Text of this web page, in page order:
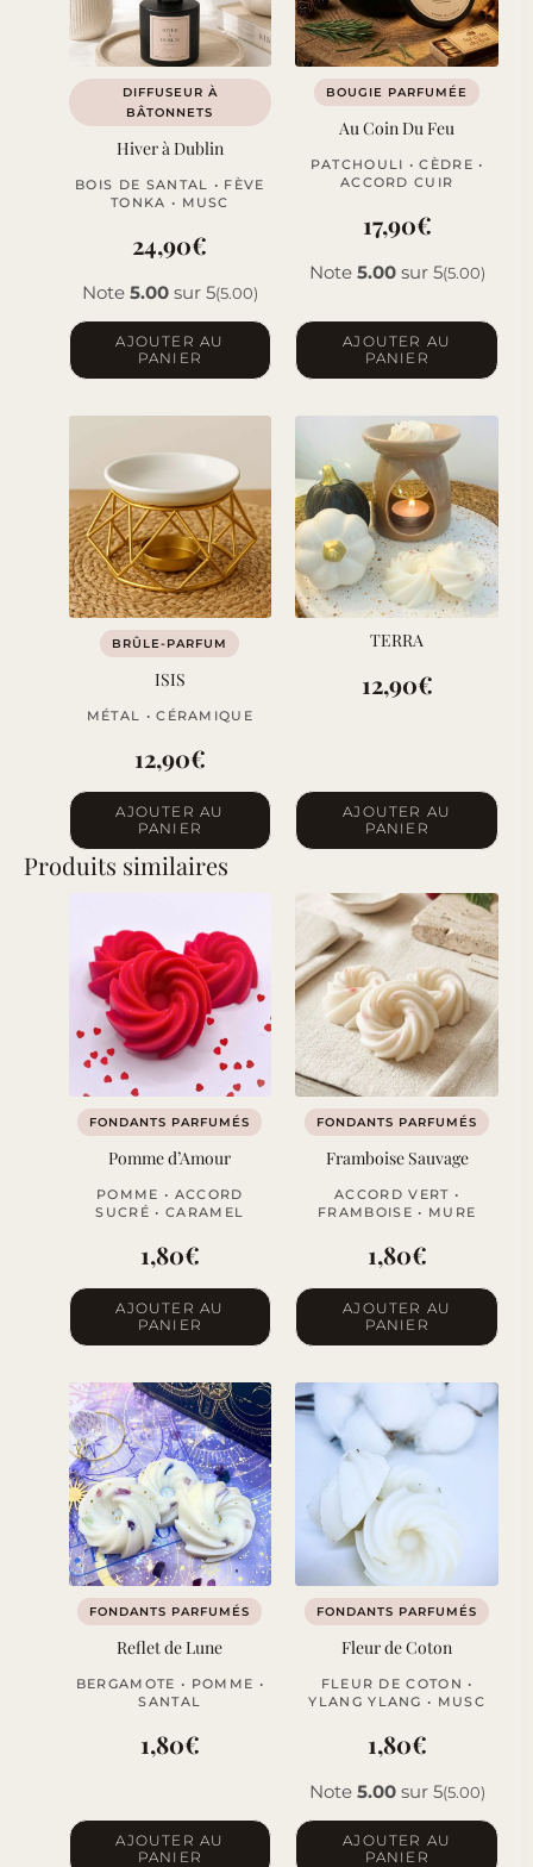
DIFFUSEUR À
BÂTONNETS
Hiver à Dublin
BOIS DE SANTAL • FÈVE
TONKA • MUSC
24,90€
Note 5.00sur 5(5.00)
AJOUTER AU
PANIER
BOUGIE PARFUMÉE
Au Coin Du Feu
PATCHOULI • CÈDRE •
ACCORD CUIR
17,90€
Note 5.00sur 5(5.00)
AJOUTER AU
PANIER
BRÛLE-PARFUM
ISIS
MÉTAL • CÉRAMIQUE
12,90€
AJOUTER AU
PANIER
TERRA
12,90€
AJOUTER AU
PANIER
Produits similaires
FONDANTS PARFUMÉS
Pomme d’Amour
POMME • ACCORD
SUCRÉ • CARAMEL
1,80€
AJOUTER AU
PANIER
FONDANTS PARFUMÉS
Framboise Sauvage
ACCORD VERT •
FRAMBOISE • MURE
1,80€
AJOUTER AU
PANIER
FONDANTS PARFUMÉS
Reflet de Lune
BERGAMOTE • POMME •
SANTAL
1,80€
AJOUTER AU
PANIER
FONDANTS PARFUMÉS
Fleur de Coton
FLEUR DE COTON •
YLANG YLANG • MUSC
1,80€
Note 5.00sur 5(5.00)
AJOUTER AU
PANIER